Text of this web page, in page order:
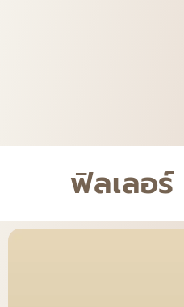
ฟิลเลอร์